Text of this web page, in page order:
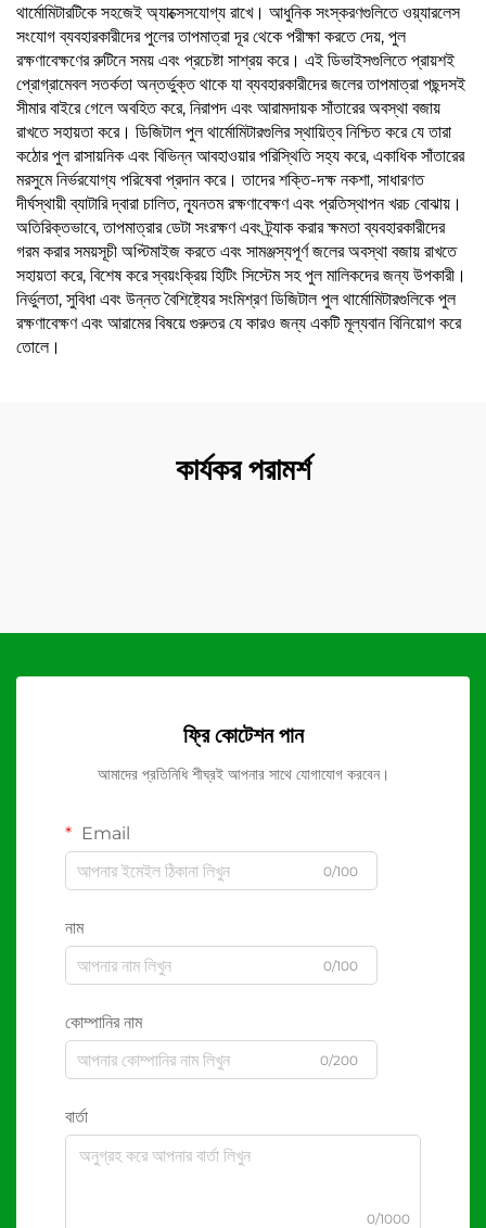
থার্মোমিটারটিকে সহজেই অ্যাক্সেসযোগ্য রাখে। আধুনিক সংস্করণগুলিতে ওয়্যারলেস
সংযোগ ব্যবহারকারীদের পুলের তাপমাত্রা দূর থেকে পরীক্ষা করতে দেয়, পুল
রক্ষণাবেক্ষণের রুটিনে সময় এবং প্রচেষ্টা সাশ্রয় করে। এই ডিভাইসগুলিতে প্রায়শই
প্রোগ্রামেবল সতর্কতা অন্তর্ভুক্ত থাকে যা ব্যবহারকারীদের জলের তাপমাত্রা পছন্দসই
সীমার বাইরে গেলে অবহিত করে, নিরাপদ এবং আরামদায়ক সাঁতারের অবস্থা বজায়
রাখতে সহায়তা করে। ডিজিটাল পুল থার্মোমিটারগুলির স্থায়িত্ব নিশ্চিত করে যে তারা
কঠোর পুল রাসায়নিক এবং বিভিন্ন আবহাওয়ার পরিস্থিতি সহ্য করে, একাধিক সাঁতারের
মরসুমে নির্ভরযোগ্য পরিষেবা প্রদান করে। তাদের শক্তি-দক্ষ নকশা, সাধারণত
দীর্ঘস্থায়ী ব্যাটারি দ্বারা চালিত, ন্যূনতম রক্ষণাবেক্ষণ এবং প্রতিস্থাপন খরচ বোঝায়।
অতিরিক্তভাবে, তাপমাত্রার ডেটা সংরক্ষণ এবং ট্র্যাক করার ক্ষমতা ব্যবহারকারীদের
গরম করার সময়সূচী অপ্টিমাইজ করতে এবং সামঞ্জস্যপূর্ণ জলের অবস্থা বজায় রাখতে
সহায়তা করে, বিশেষ করে স্বয়ংক্রিয় হিটিং সিস্টেম সহ পুল মালিকদের জন্য উপকারী।
নির্ভুলতা, সুবিধা এবং উন্নত বৈশিষ্ট্যের সংমিশ্রণ ডিজিটাল পুল থার্মোমিটারগুলিকে পুল
রক্ষণাবেক্ষণ এবং আরামের বিষয়ে গুরুতর যে কারও জন্য একটি মূল্যবান বিনিয়োগ করে
তোলে।
কার্যকর পরামর্শ
ফ্রি কোটেশন পান
আমাদের প্রতিনিধি শীঘ্রই আপনার সাথে যোগাযোগ করবেন।
Email
0/100
নাম
0/100
কোম্পানির নাম
0/200
বার্তা
0/1000